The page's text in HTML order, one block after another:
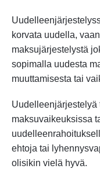
korvata uudella,
maksujärjestelystä
sopimalla uudesta
muuttamisesta tai
Uudelleenjärjestelyä
maksuvaikeuksissa
ehtoja tai
olisikin vielä hyvä.